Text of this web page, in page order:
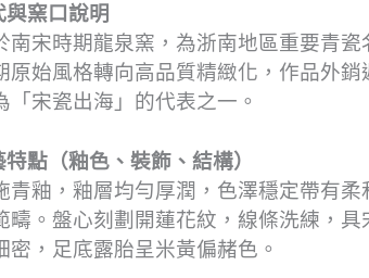
與窯口說明
南宋時期龍泉窯，為浙南地區重要青
原始風格轉向高品質精緻化，作品外銷
「宋瓷出海」的代表之一。
特點（釉色、裝飾、結構）
青釉，釉層均勻厚潤，色澤穩定帶有柔
疇。盤心刻劃開蓮花紋，線條洗練，具
密，足底露胎呈米黃偏赭色。